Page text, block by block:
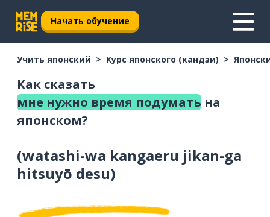
Начать обучение
Учить японский Курс японского (кандзи)
Как сказать
мне нужно время подумать на
японском?
(watashi-wa kangaeru jikan-ga
hitsuyō desu)